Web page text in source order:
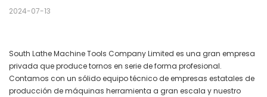
2024-07-13
South Lathe Machine Tools Company Limited es una gran empresa
privada que produce tornos en serie de forma profesional.
Contamos con un sólido equipo técnico de empresas estatales de
producción de máquinas herramienta a gran escala y nuestro